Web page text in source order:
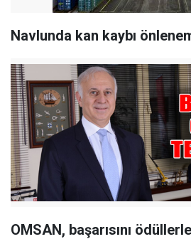
Navlunda kan kaybı
OMSAN, başarısını